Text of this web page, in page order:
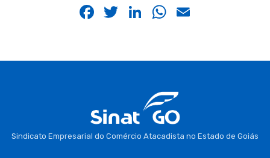
Facebook
Twitter
LinkedIn
WhatsApp
Sindicato Empresarial do Comércio Atacadista no Estado de Goiás